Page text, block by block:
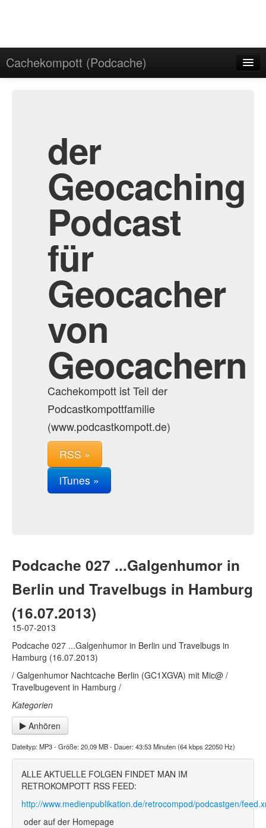
Cachekompott (Podcache)
der
Geocaching
Podcast
für
Geocacher
von
Geocachern
Cachekompott ist Teil der
Podcastkompottfamilie
(www.podcastkompott.de)
RSS »
iTunes »
Podcache 027 ...Galgenhumor in
Berlin und Travelbugs in Hamburg
(16.07.2013)
15-07-2013
Podcache 027 ...Galgenhumor in Berlin und Travelbugs in
Hamburg (16.07.2013)
/ Galgenhumor Nachtcache Berlin (GC1XGVA) mit Mic@ /
Travelbugevent in Hamburg /
Kategorien
Anhören
Dateityp: MP3 - Größe: 20,09 MB - Dauer: 43:53 Minuten (64 kbps 22050 Hz)
ALLE AKTUELLE FOLGEN FINDET MAN IM
RETROKOMPOTT RSS FEED:
http://www.medienpublikation.de/retrocompod/podcastgen/
oder auf der Homepage